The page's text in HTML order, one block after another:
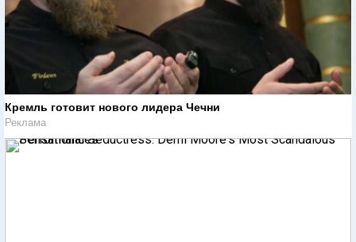
Кремль готовит нового лидера Чечни
Реклама